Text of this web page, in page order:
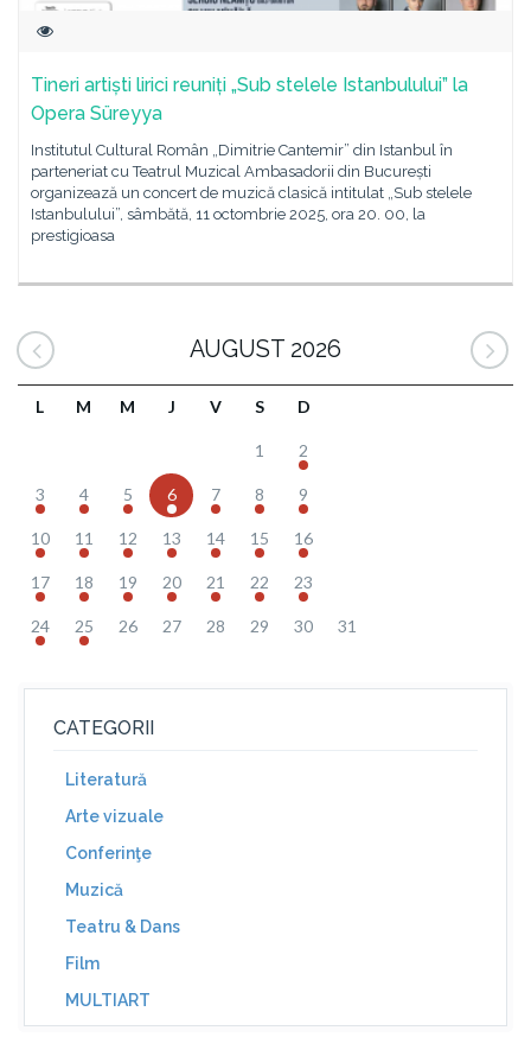
Tineri artiști lirici reuniți „Sub stelele Istanbulului” la
Opera Süreyya
Institutul Cultural Român „Dimitrie Cantemir” din Istanbul în
parteneriat cu Teatrul Muzical Ambasadorii din București
organizează un concert de muzică clasică intitulat „Sub stelele
Istanbulului”, sâmbătă, 11 octombrie 2025, ora 20. 00, la
prestigioasa
AUGUST 2026
L M M J V S D
1 2
3 4 5 6 7 8 9
10 11 12 13 14 15 16
17 18 19 20 21 22 23
24 25 26 27 28 29 30 31
CATEGORII
Literatură
Arte vizuale
Conferinţe
Muzică
Teatru & Dans
Film
MULTIART